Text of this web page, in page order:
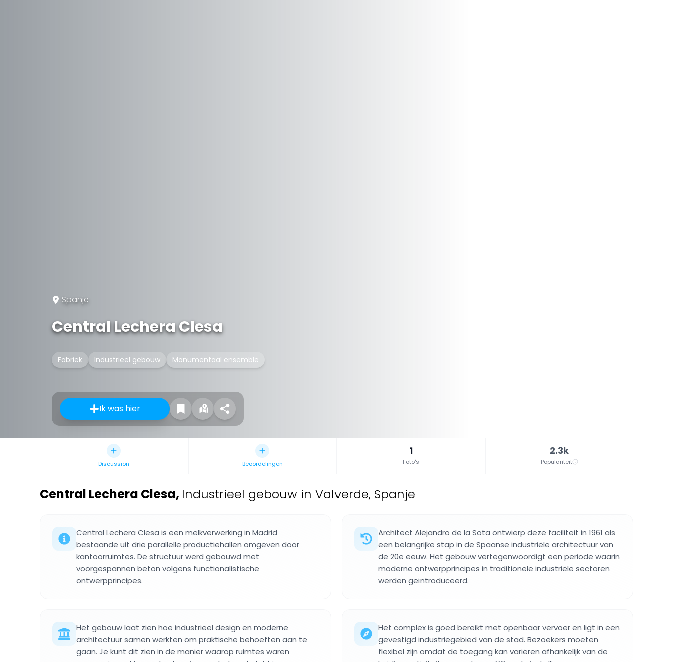
Spanje
Central Lechera Clesa
Fabriek Industrieel gebouw Monumentaal ensemble
Ik was hier
Discussion Beoordelingen
1
Foto's
2.3k
Populariteit
Central Lechera Clesa, Industrieel gebouw in Valverde, Spanje
Central Lechera Clesa is een melkverwerking in Madrid
bestaande uit drie parallelle productiehallen omgeven door
kantoorruimtes. De structuur werd gebouwd met
voorgespannen beton volgens functionalistische
ontwerpprincipes.
Architect Alejandro de la Sota ontwierp deze faciliteit in 1961 als
een belangrijke stap in de Spaanse industriële architectuur van
de 20e eeuw. Het gebouw vertegenwoordigt een periode waarin
moderne ontwerpprincipes in traditionele industriële sectoren
werden geïntroduceerd.
Het gebouw laat zien hoe industrieel design en moderne
architectuur samen werkten om praktische behoeften aan te
gaan. Je kunt dit zien in de manier waarop ruimtes waren
Het complex is goed bereikt met openbaar vervoer en ligt in een
gevestigd industriegebied van de stad. Bezoekers moeten
flexibel zijn omdat de toegang kan variëren afhankelijk van de